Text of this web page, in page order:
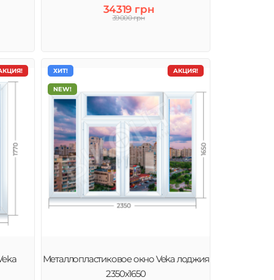
34319 грн
39000 грн
АКЦИЯ!
ХИТ!
NEW!
Металлопластиковое окно Veka лоджия
2350х1650